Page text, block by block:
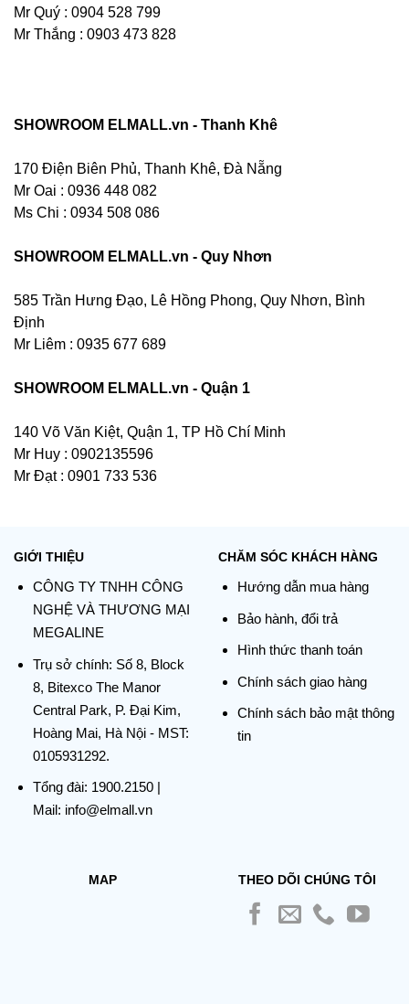
Mr Quý : 0904 528 799
Mr Thắng : 0903 473 828
SHOWROOM ELMALL.vn - Thanh Khê
170 Điện Biên Phủ, Thanh Khê, Đà Nẵng
Mr Oai : 0936 448 082
Ms Chi : 0934 508 086
SHOWROOM ELMALL.vn - Quy Nhơn
585 Trần Hưng Đạo, Lê Hồng Phong, Quy Nhơn, Bình
Định
Mr Liêm : 0935 677 689
SHOWROOM ELMALL.vn - Quận 1
140 Võ Văn Kiệt, Quận 1, TP Hồ Chí Minh
Mr Huy : 0902135596
Mr Đạt : 0901 733 536
GIỚI THIỆU
CÔNG TY TNHH CÔNG
NGHỆ VÀ THƯƠNG MẠI
MEGALINE
Trụ sở chính: Số 8, Block
8, Bitexco The Manor
Central Park, P. Đại Kim,
Hoàng Mai, Hà Nội - MST:
0105931292.
Tổng đài: 1900.2150|
Mail: info@elmall.vn
CHĂM SÓC KHÁCH HÀNG
Hướng dẫn mua hàng
Bảo hành, đổi trả
Hình thức thanh toán
Chính sách giao hàng
Chính sách bảo mật thông
tin
MAP THEO DÕI CHÚNG TÔI